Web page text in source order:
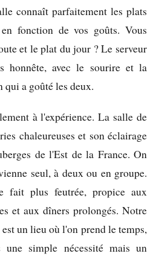
connaît parfaitement les plats
fonction de vos goûts. Vous
et le plat du jour ? Le serveur
honnête, avec le sourire et la
a goûté les deux.
à l'expérience. La salle de
chaleureuses et son éclairage
de l'Est de la France. On
seul, à deux ou en groupe.
fait plus feutrée, propice aux
et aux dîners prolongés. Notre
est un lieu où l'on prend le temps,
simple nécessité mais un